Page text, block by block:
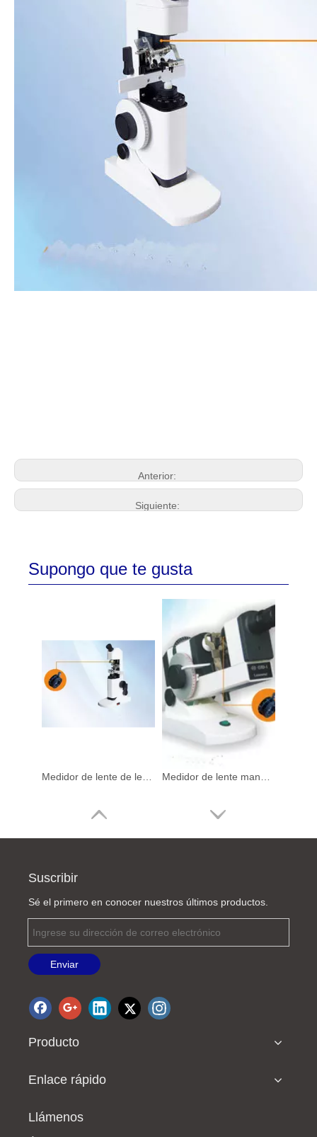
Anterior:
Siguiente:
Supongo que te gusta
Suscribir
Sé el primero en conocer nuestros últimos productos.
Enviar
Producto
Enlace rápido
Llámenos